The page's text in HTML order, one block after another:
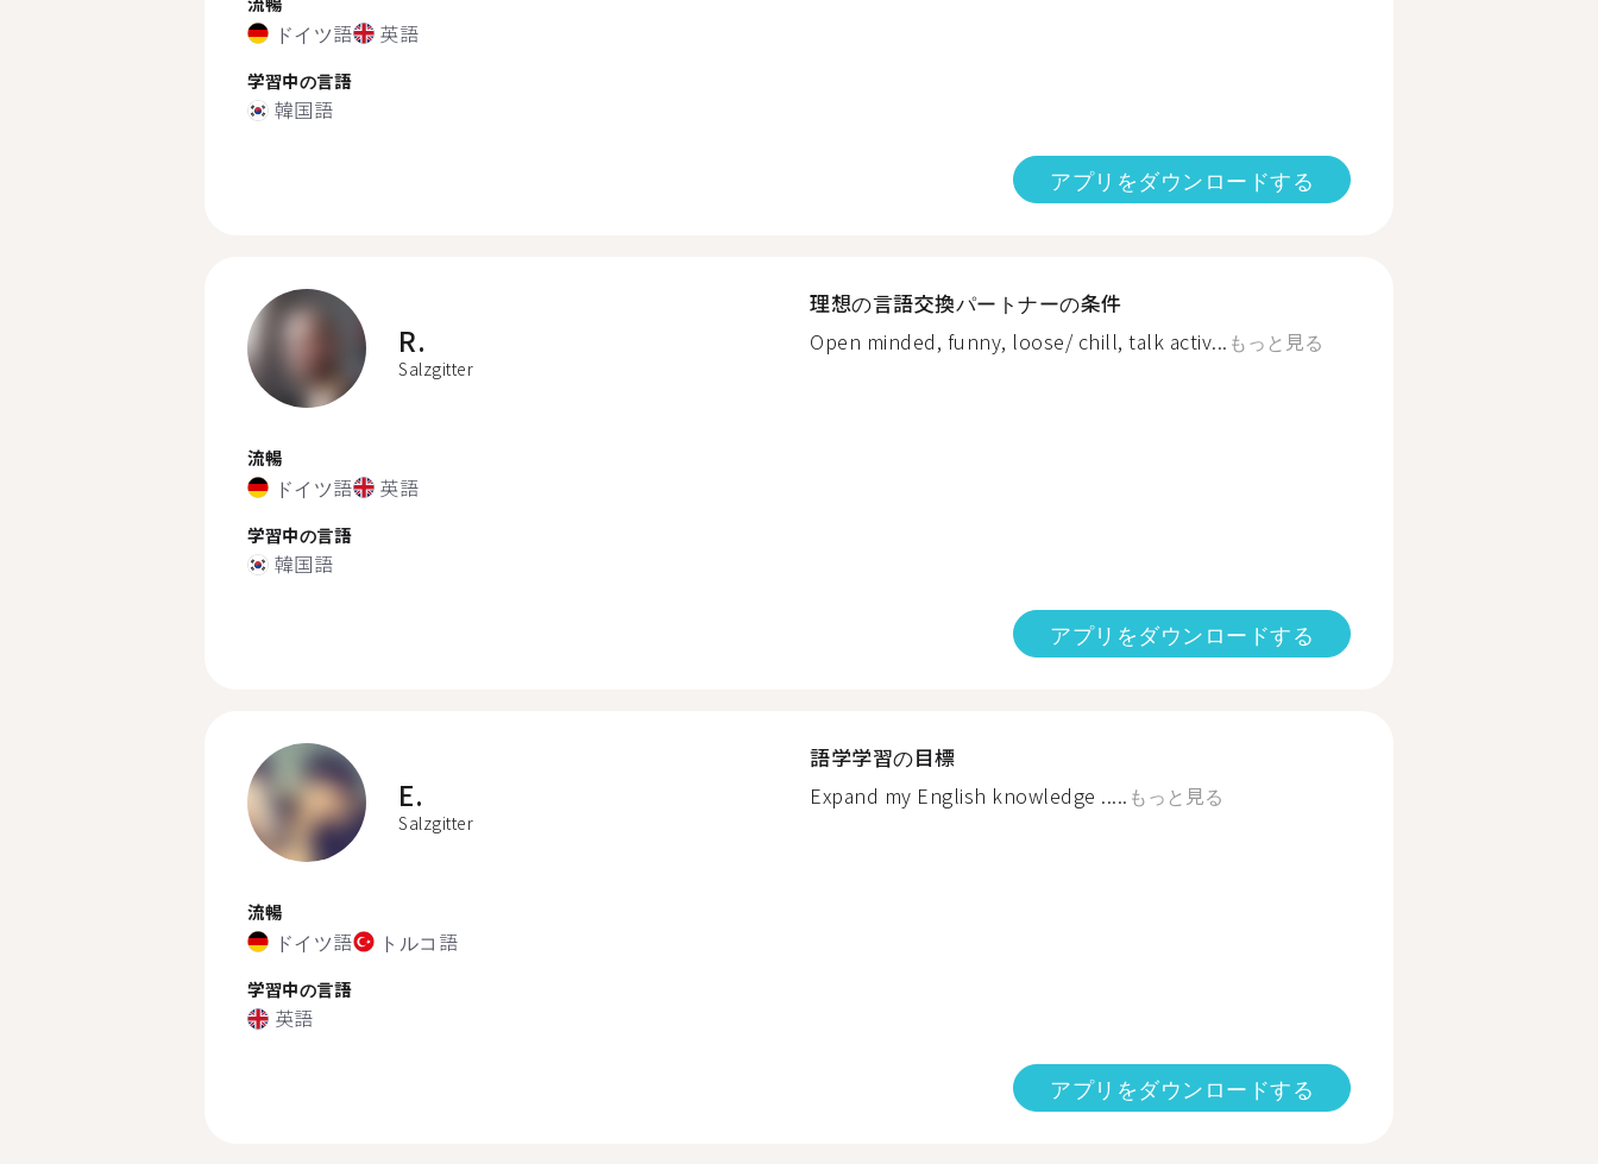
ドイツ語 英語
学習中の言語
韓国語
アプリをダウンロードする
R.
Salzgitter
流暢
ドイツ語 英語
学習中の言語
韓国語
理想の言語交換パートナーの条件
Open minded, funny, loose/ chill, talk activ... もっと見る
アプリをダウンロードする
E.
Salzgitter
流暢
ドイツ語 トルコ語
学習中の言語
英語
語学学習の目標
Expand my English knowledge ..... もっと見る
アプリをダウンロードする